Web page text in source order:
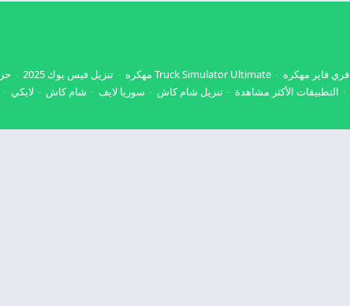
فري فاير مهكره Truck Simulator Ultimate مهكره تنزيل فيس بوك 2025
التطبيقات الأكثر مشاهدة تنزيل شام كاش سوريا لايف شام كاش لايكي